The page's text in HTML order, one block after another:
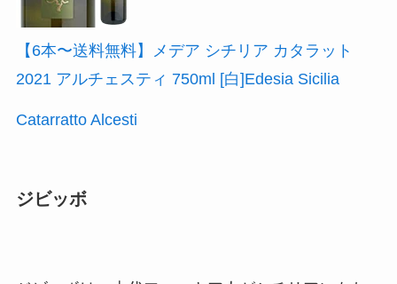
【6本〜送料無料】メデア シチリア カタラット
2021 アルチェスティ 750ml [白]Edesia Sicilia
Catarratto Alcesti
ジビッボ